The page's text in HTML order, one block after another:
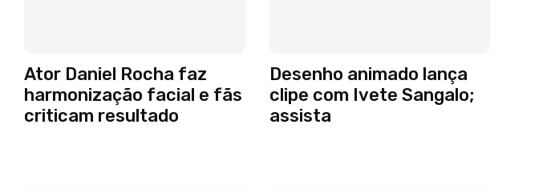
Ator Daniel Rocha faz
harmonização facial e fãs
criticam resultado
Desenho animado lança
clipe com Ivete Sangalo;
assista